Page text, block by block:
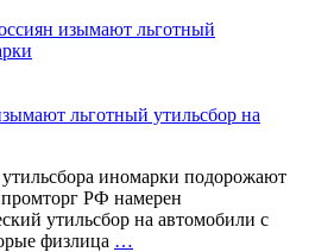
льготный утильсбор на
утильсбора иномарки подорожают
РФ намерен
утильсбор на автомобили с
физлица …